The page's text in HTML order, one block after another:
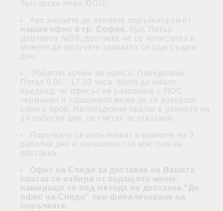
български лева /BGN/.
Ако желаете да вземете поръчката си от
нашия офис в гр. София , бул. Петър
Дертлиев №99, доставка не се начислява и
можете да получите заявката си още същия
ден.
Работно време на офиса: Понеделник -
Петък 9.00 - 17.00 часа. Моля да имате
предвид, че офисът не разполага с ПОС
терминал и плащането може да се извърши
само в брой. Непотърсени пратки в рамките на
10 работни дни, се считат за отказани.
Поръчките се изпълняват в рамките на 3
работни дни в зависимост от мястото на
доставка.
Офис на Спиди за доставка на Вашата
пратка се избира от падащото меню,
намиращо се под метода на доставка "До
офис на Спиди" при финализиране на
поръчката.